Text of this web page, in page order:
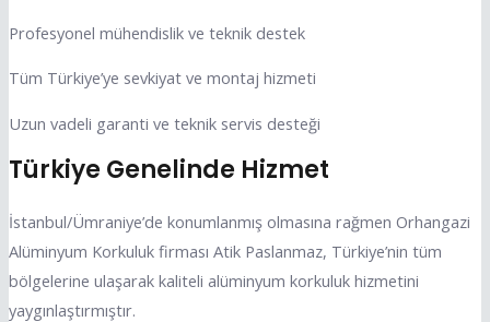
Profesyonel mühendislik ve teknik destek
Tüm Türkiye’ye sevkiyat ve montaj hizmeti
Uzun vadeli garanti ve teknik servis desteği
Türkiye Genelinde Hizmet
İstanbul/Ümraniye’de konumlanmış olmasına rağmen Orhangazi
Alüminyum Korkuluk firması Atik Paslanmaz, Türkiye’nin tüm
bölgelerine ulaşarak kaliteli alüminyum korkuluk hizmetini
yaygınlaştırmıştır.